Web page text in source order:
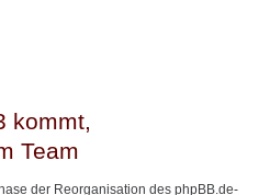
kommt,
Team
der Reorganisation des phpBB.de-